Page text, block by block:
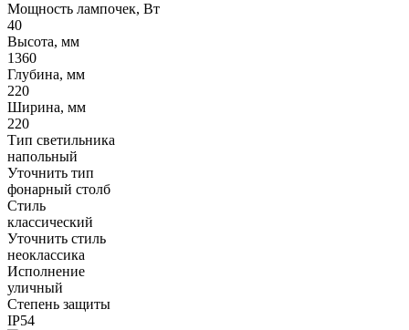
Мощность лампочек, Вт
40
Высота, мм
1360
Глубина, мм
220
Ширина, мм
220
Тип светильника
напольный
Уточнить тип
фонарный столб
Стиль
классический
Уточнить стиль
неоклассика
Исполнение
уличный
Степень защиты
IP54